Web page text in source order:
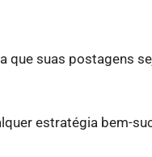
que suas postagens
estratégia bem-